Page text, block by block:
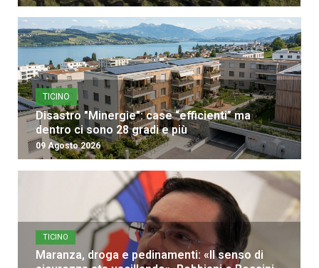
TICINO
Disastro "Minergie": case “efficienti” ma
dentro ci sono 28 gradi e più
09 Agosto 2026
TICINO
Maranza, droga e pedinamenti: «Il senso di